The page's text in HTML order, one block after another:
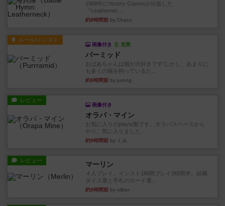
1988年にVictory Gamesが出版した
『Leathernec...
約8時間前 by Chaco
ルール/インスト
画像付き 充実
パーミッド
おばあちゃんは猫が大好きです!しかし、あまりに
も多くの猫を飼っているた...
約8時間前 by jurong
レビュー
画像付き
オラパ・マイン
お気に入りのplayte製です。オラパスペースから
やり、気に入りました...
約9時間前 by くみ
レビュー マーリン
４人プレイ。インスト1時間プレイ2時間半。結構
ダイス運と手札のカード運...
約9時間前 by oliber